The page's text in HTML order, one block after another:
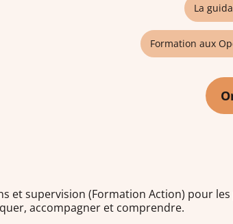
La
Formation aux
et supervision (Formation Action) pour
accompagner et comprendre.